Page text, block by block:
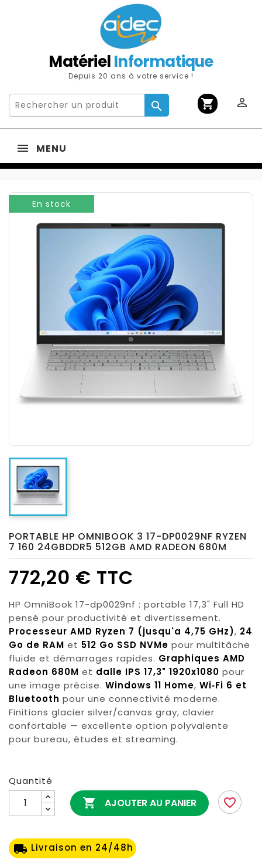
MatérielInformatique
Depuis 20 ans à votre service !
 shopping_cart 
MENU
En stock
PORTABLE HP OMNIBOOK 3 17-DP0029NF RYZEN
7 160 24GBDDR5 512GB AMD RADEON 680M
772,20 € TTC
HP OmniBook 17-dp0029nf : portable 17,3" Full HD
pensé pour productivité et divertissement.
Processeur AMD Ryzen 7 (jusqu'a 4,75 GHz), 24
Go de RAM et 512 Go SSD NVMe pour multitâche
fluide et démarrages rapides. Graphiques AMD
Radeon 680M et dalle IPS 17,3" 1920x1080 pour
une image précise. Windows 11 Home, Wi‑Fi 6 et
Bluetooth pour une connectivité moderne.
Finitions glacier silver/canvas gray, clavier
confortable — excellente option polyvalente
pour bureau, études et streaming.
Quantité
 AJOUTER AU PANIER favorite_border
local_shipping Livraison en 24/48h